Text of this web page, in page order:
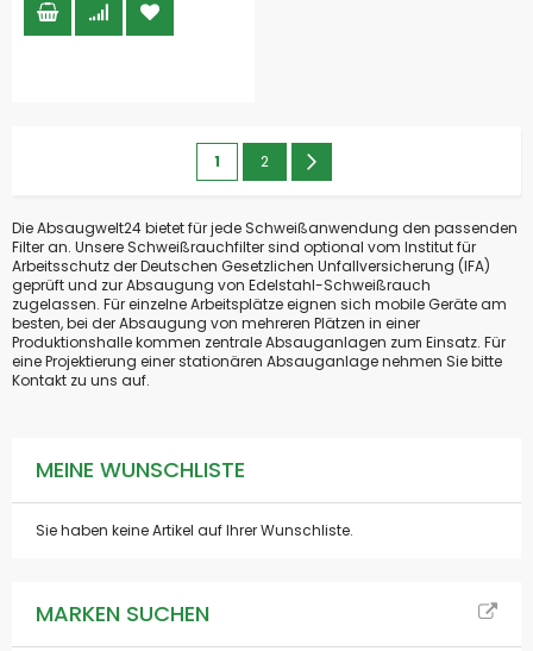
Seite
Sie
gerade
die
Seite
1 Seite
2
Die Absaugwelt24 bietet für jede Schweißanwendung den passenden
Filter an. Unsere Schweißrauchfilter sind optional vom Institut für
Arbeitsschutz der Deutschen Gesetzlichen Unfallversicherung (IFA)
geprüft und zur Absaugung von Edelstahl-Schweißrauch
zugelassen. Für einzelne Arbeitsplätze eignen sich mobile Geräte am
besten, bei der Absaugung von mehreren Plätzen in einer
Produktionshalle kommen zentrale Absauganlagen zum Einsatz. Für
eine Projektierung einer stationären Absauganlage nehmen Sie bitte
Kontakt zu uns auf.
MEINE WUNSCHLISTE
Sie haben keine Artikel auf Ihrer Wunschliste.
MARKEN SUCHEN